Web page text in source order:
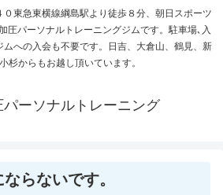
東急東横線綱島駅より徒歩８分、朝日スポーツ
圧パーソナルトレーニングジムです。駐車場､入
への入会も不要です。日吉、大倉山、鶴見、新
杉からもお越し頂いています。
ーソナルトレーニング
らないです。